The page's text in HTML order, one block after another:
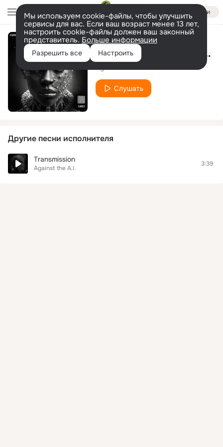
Войти
Мы используем cookie-файлы, чтобы улучшить
сервисы для вас. Если ваш возраст менее 13 лет,
настроить cookie-файлы должен ваш законный
представитель. Больше информации
Разрешить все Настроить Transmission (Extended Mix)
Слушать
Другие песни исполнителя
Transmission
Against the A.I.
3:39